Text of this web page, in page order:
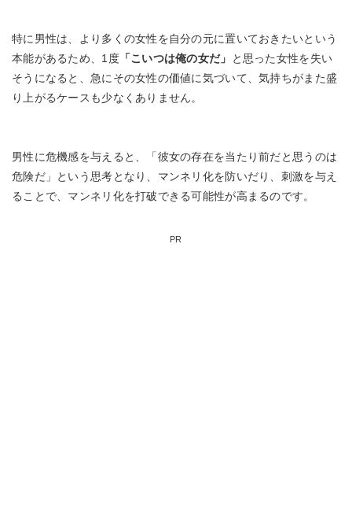
特に男性は、より多くの女性を自分の元に置いておきたいという
本能があるため、1度「こいつは俺の女だ」
と思った女性を失い
そうになると、急にその女性の価値に気づいて、気持ちがまた盛
り上がるケースも少なくありません。
男性に危機感を与えると、「彼女の存在を当たり前だと思うのは
危険だ」という思考となり、マンネリ化を防いだり、刺激を与え
ることで、マンネリ化を打破できる可能性が高まるのです。
PR